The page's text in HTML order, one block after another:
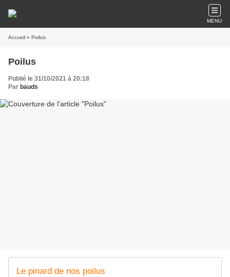
MENU
Accueil » Poilus
Poilus
Publié le 31/10/2021 à 20:18
Par bauds
Le pinard de nos poilus